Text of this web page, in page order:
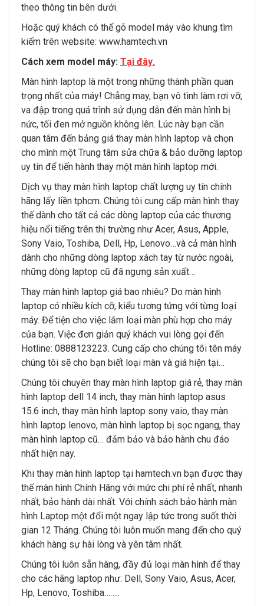
theo thông tin bên dưới.
Hoặc quý khách có thể gõ model máy vào khung tìm
kiếm trên website: www.hamtech.vn
Cách xem model máy: Tại đây.
Màn hình laptop là một trong những thành phần quan
trọng nhất của máy! Chẳng may, bạn vô tình làm rơi vỡ,
va đập trong quá trình sử dụng dẫn đến màn hình bị
nức, tối đen mở nguồn không lên. Lúc này bạn cần
quan tâm đến bảng giá thay màn hình laptop và chọn
cho mình một Trung tâm sửa chữa & bảo dưỡng laptop
uy tín để tiến hành thay một màn hình laptop mới.
Dịch vụ thay màn hình laptop chất lượng uy tín chính
hãng lấy liền tphcm. Chúng tôi cung cấp màn hình thay
thế dành cho tất cả các dòng laptop của các thương
hiệu nổi tiếng trên thị trường như Acer, Asus, Apple,
Sony Vaio, Toshiba, Dell, Hp, Lenovo…và cả màn hình
dành cho những dòng laptop xách tay từ nước ngoài,
những dòng laptop cũ đã ngưng sản xuất…
Thay màn hình laptop giá bao nhiêu? Do màn hình
laptop có nhiều kích cỡ, kiểu tương tứng với từng loại
máy. Để tiện cho việc lắm loại màn phù hợp cho máy
của bạn. Việc đơn giản quý khách vui lòng gọi đến
Hotline: 0888123223. Cung cấp cho chúng tôi tên máy
chúng tôi sẽ cho bạn biết loại màn và giá hiện tại…
Chúng tôi chuyên thay màn hình laptop giá rẻ, thay màn
hình laptop dell 14 inch, thay màn hình laptop asus
15.6 inch, thay màn hình laptop sony vaio, thay màn
hình laptop lenovo, màn hình laptop bị sọc ngang, thay
màn hình laptop cũ… đảm bảo và bảo hành chu đáo
nhất hiện nay.
Khi thay màn hình laptop tại hamtech.vn bạn được thay
thế màn hình Chính Hãng với mức chi phí rẻ nhất, nhanh
nhất, bảo hành dài nhất. Với chính sách bảo hành màn
hình Laptop một đổi một ngay lập tức trong suốt thời
gian 12 Tháng. Chúng tôi luôn muốn mang đến cho quý
khách hàng sự hài lòng và yên tâm nhất.
Chúng tôi luôn sẵn hàng, đầy đủ loại màn hình để thay
cho các hãng laptop như: Dell, Sony Vaio, Asus, Acer,
Hp, Lenovo, Toshiba……..